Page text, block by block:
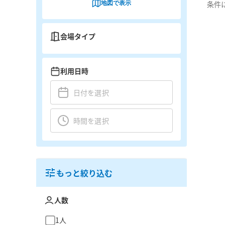
条件
地図で表示
会場タイプ
利用日時
もっと絞り込む
人数
1人